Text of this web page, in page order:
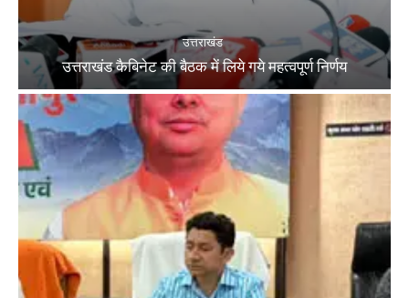
उत्तराखंड
उत्तराखंड कैबिनेट की बैठक में लिये गये महत्वपूर्ण निर्णय